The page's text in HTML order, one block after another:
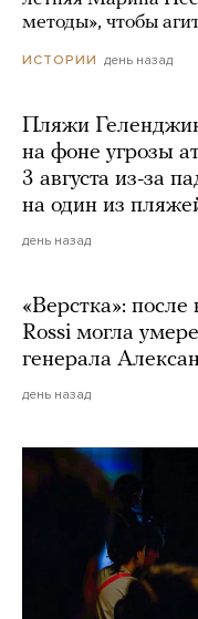
методы», чтобы
ИСТОРИИ день назад
Пляжи
на фоне угрозы
3 августа из-за
на один из
день назад
«Верстка»:
Rossi могла
генерала
день назад